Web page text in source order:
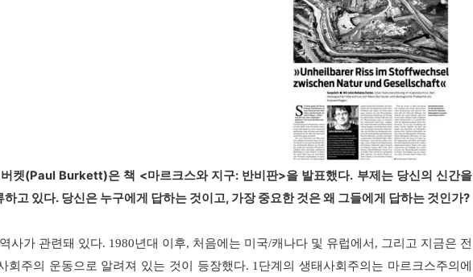
켓(Paul Burkett)은 책 <마르크스와 지구: 반비판>을 발표했다. 부제는 당신의 신간을
하고 있다. 당신은 누구에게 답하는 것이고, 가장 중요한 것은 왜 그들에게 답하는 것인가?
사가 관련돼 있다. 1980년대 이후, 처음에는 미국/캐나다 및 유럽에서 , 그리고 지금은 전
회주의 운동으로 알려져 있는 것이 등장했다. 1 단계의 생태사회주의는 마르크스주의에